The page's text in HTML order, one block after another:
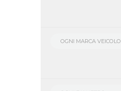
OGNI MARCA VEICOLO